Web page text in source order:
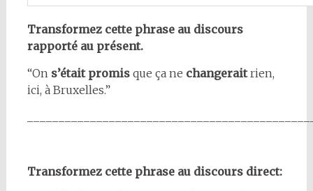
Transformez cette phrase au discours
rapporté au présent.
“On s’était promisque ça ne changeraitrien,
ici, à Bruxelles.”
Transformez cette phrase au discours direct: